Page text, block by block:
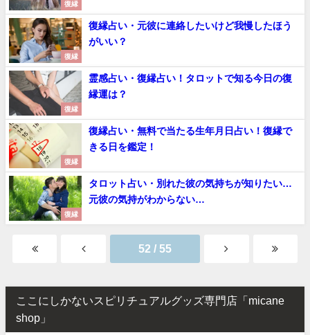
復縁
復縁
復縁占い・元彼に連絡したいけど我慢したほう
がいい？
復縁
霊感占い・復縁占い！タロットで知る今日の復
縁運は？
復縁
復縁占い・無料で当たる生年月日占い！復縁で
きる日を鑑定！
復縁
タロット占い・別れた彼の気持ちが知りたい…
元彼の気持がわからない…
52 / 55
ここにしかないスピリチュアルグッズ専門店「micane
shop」